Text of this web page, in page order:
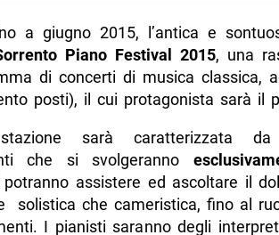
a giugno 2015, l’antica e
Piano Festival 2015, una
di concerti di musica classica,
posti), il cui protagonista sarà il
sarà caratterizzata
che si svolgeranno
potranno assistere ed ascoltare il
solistica che cameristica, fino al
I pianisti saranno degli